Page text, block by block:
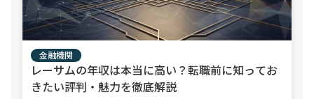
金融機関
レーサムの年収は本当に高い？転職前に知ってお
きたい評判・魅力を徹底解説